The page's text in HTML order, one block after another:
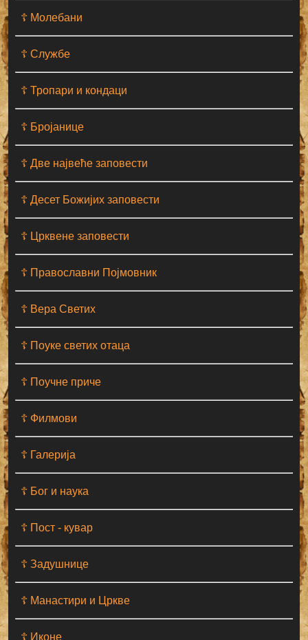
☦ Молебани
☦ Службе
☦ Тропари и кондаци
☦ Бројанице
☦ Две највеће заповести
☦ Десет Божијих заповести
☦ Црквене заповести
☦ Православни Појмовник
☦ Вера Светих
☦ Поуке светих отаца
☦ Поучне приче
☦ Филмови
☦ Галерија
☦ Бог и наука
☦ Пост - кувар
☦ Задушнице
☦ Манастири и Цркве
☦ Иконе